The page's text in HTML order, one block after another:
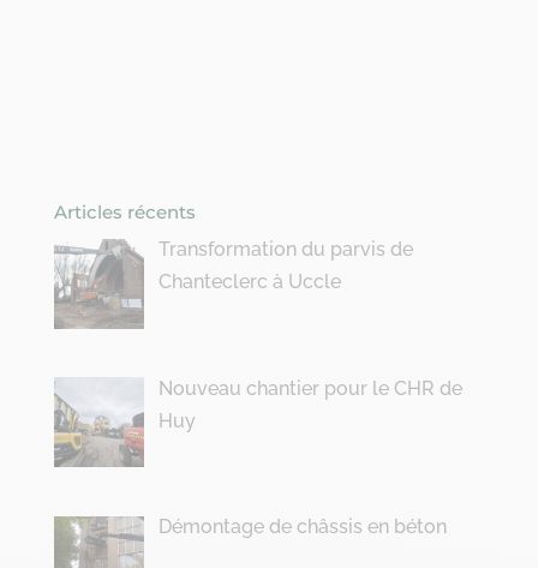
Articles récents
Transformation du parvis de
Chanteclerc à Uccle
Nouveau chantier pour le CHR de
Huy
Démontage de châssis en béton